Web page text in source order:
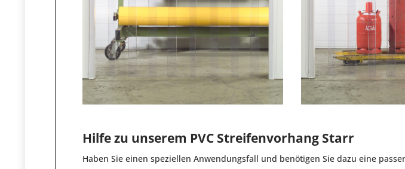
Hilfe zu unserem PVC Streifenvorhang Starr
Haben Sie einen speziellen Anwendungsfall und benötigen Sie dazu eine